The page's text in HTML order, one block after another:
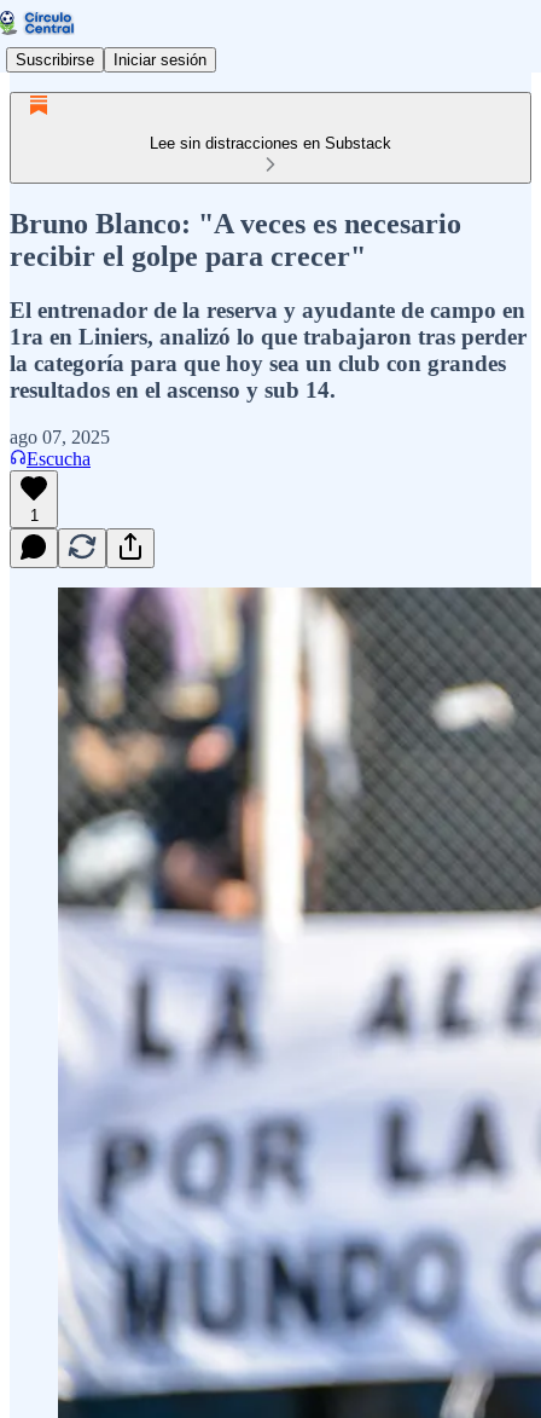
Suscribirse Iniciar sesión
Lee sin distracciones en Substack
Bruno Blanco: "A veces es necesario
recibir el golpe para crecer"
El entrenador de la reserva y ayudante de campo en
1ra en Liniers, analizó lo que trabajaron tras perder
la categoría para que hoy sea un club con grandes
resultados en el ascenso y sub 14.
ago 07, 2025
Escucha
1